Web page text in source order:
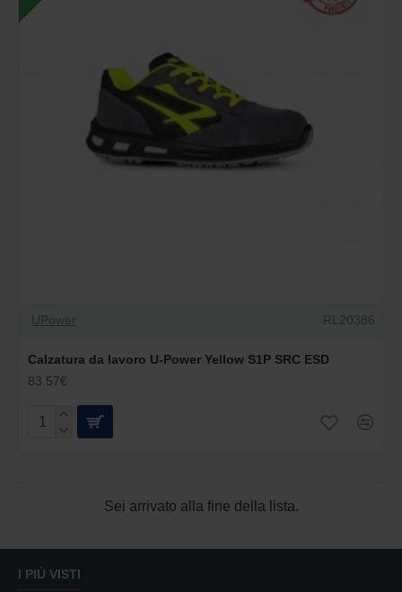
UPower RL20386
Calzatura da lavoro U-Power Yellow S1P SRC ESD
83.57€
Sei arrivato alla fine della lista.
I PIÙ VISTI